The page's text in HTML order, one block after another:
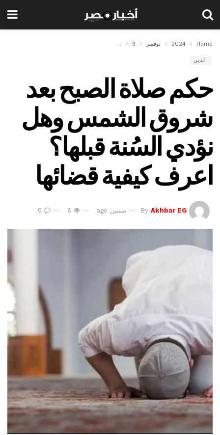
Home
2024 نوفمبر 9 حكم صلاة الصبح بعد شروق الشمس وهل نؤدي السُنة
الدين
حكم صلاة الصبح بعد
شروق الشمس وهل
نؤدي السُنة قبلها؟
اعرف كيفية قضائها
By Akhbar EG سنتين ago